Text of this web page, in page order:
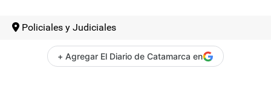
Policiales y Judiciales
+ Agregar El Diario de Catamarca en